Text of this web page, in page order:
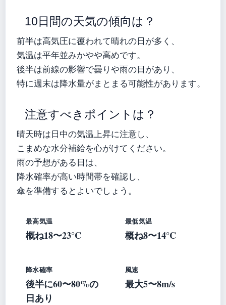
10日間の天気の傾向は？
前半は高気圧に覆われて晴れの日が多く、
気温は平年並みかやや高めです。
後半は前線の影響で曇りや雨の日があり、
特に週末は降水量がまとまる可能性があります。
注意すべきポイントは？
晴天時は日中の気温上昇に注意し、
こまめな水分補給を心がけてください。
雨の予想がある日は、
降水確率が高い時間帯を確認し、
傘を準備するとよいでしょう。
最高気温
概ね18〜23°C
最低気温
概ね8〜14°C
降水確率
後半に60〜80%の
日あり
風速
最大5〜8m/s